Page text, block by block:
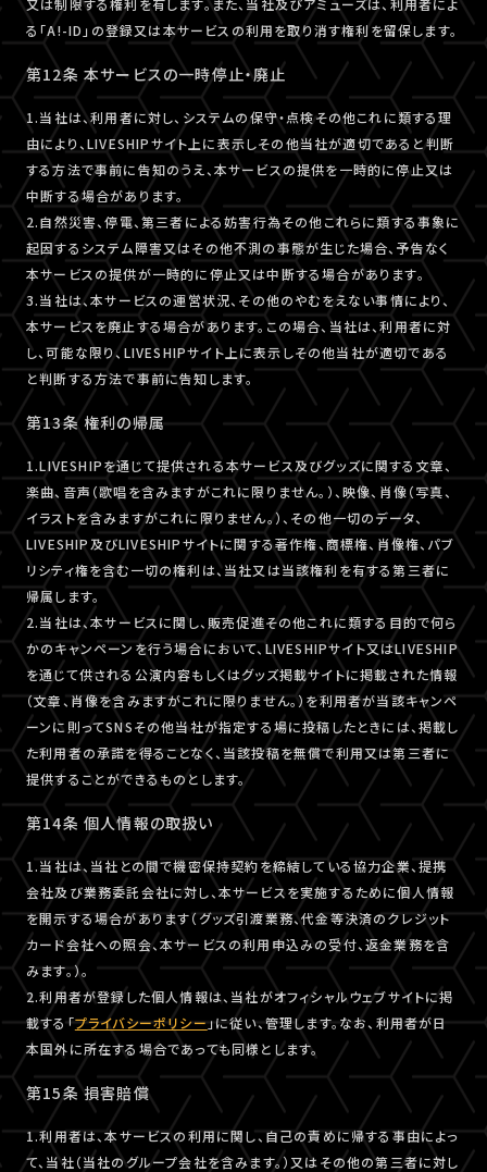
又は制限する権利を有します。また、当社及びアミューズは、利用者によ
る「A!-ID」の登録又は本サービスの利用を取り消す権利を留保します。
第12条 本サービスの一時停止・廃止
1.当社は、利用者に対し、システムの保守・点検その他これに類する理
由により、LIVESHIPサイト上に表示しその他当社が適切であると判断
する方法で事前に告知のうえ、本サービスの提供を一時的に停止又は
中断する場合があります。
2.自然災害、停電、第三者による妨害行為その他これらに類する事象に
起因するシステム障害又はその他不測の事態が生じた場合、予告なく
本サービスの提供が一時的に停止又は中断する場合があります。
3.当社は、本サービスの運営状況、その他のやむをえない事情により、
本サービスを廃止する場合があります。この場合、当社は、利用者に対
し、可能な限り、LIVESHIPサイト上に表示しその他当社が適切である
と判断する方法で事前に告知します。
第13条 権利の帰属
1.LIVESHIPを通じて提供される本サービス及びグッズに関する文章、
楽曲、音声（歌唱を含みますがこれに限りません。）、映像、肖像（写真、
イラストを含みますがこれに限りません。）、その他一切のデータ、
LIVESHIP及びLIVESHIPサイトに関する著作権、商標権、肖像権、パブ
リシティ権を含む一切の権利は、当社又は当該権利を有する第三者に
帰属します。
2.当社は、本サービスに関し、販売促進その他これに類する目的で何ら
かのキャンペーンを行う場合において、LIVESHIPサイト又はLIVESHIP
を通じて供される公演内容もしくはグッズ掲載サイトに掲載された情報
（文章、肖像を含みますがこれに限りません。）を利用者が当該キャンペ
ーンに則ってSNSその他当社が指定する場に投稿したときには、掲載し
た利用者の承諾を得ることなく、当該投稿を無償で利用又は第三者に
提供することができるものとします。
第14条 個人情報の取扱い
1.当社は、当社との間で機密保持契約を締結している協力企業、提携
会社及び業務委託会社に対し、本サービスを実施するために個人情報
を開示する場合があります（グッズ引渡業務、代金等決済のクレジット
カード会社への照会、本サービスの利用申込みの受付、返金業務を含
みます。）。
2.利用者が登録した個人情報は、当社がオフィシャルウェブサイトに掲
載する「プライバシーポリシー」に従い、管理します。なお、利用者が日
本国外に所在する場合であっても同様とします。
第15条 損害賠償
1.利用者は、本サービスの利用に関し、自己の責めに帰する事由によっ
て、当社（当社のグループ会社を含みます。）又はその他の第三者に対し